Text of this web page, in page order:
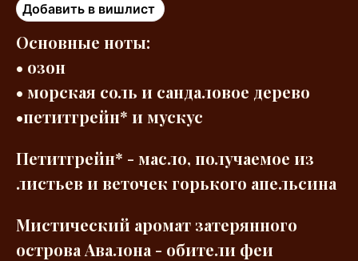
Добавить в вишлист
Основные ноты:
• озон
• морская соль и сандаловое дерево
•петитгрейн* и мускус
Петитгрейн* - масло, получаемое из
листьев и веточек горького апельсина
Мистический аромат затерянного
острова Авалона - обители феи